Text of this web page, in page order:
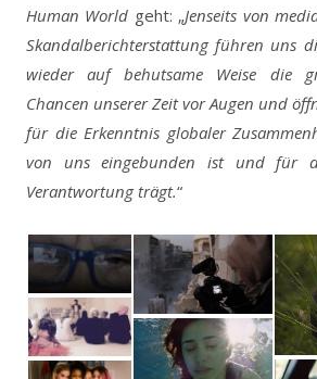
Human World geht: „Jenseits von
Skandalberichterstattung führen uns
wieder auf behutsame Weise die
Chancen unserer Zeit vor Augen und
für die Erkenntnis globaler
von uns eingebunden ist und für
Verantwortung trägt.“